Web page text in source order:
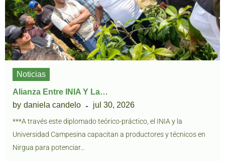
Noticias
Alianza Entre INIA Y La…
by daniela candelo jul 30, 2026
***A través este diplomado teórico-práctico, el INIA y la
Universidad Campesina capacitan a productores y técnicos en
Nirgua para potenciar…